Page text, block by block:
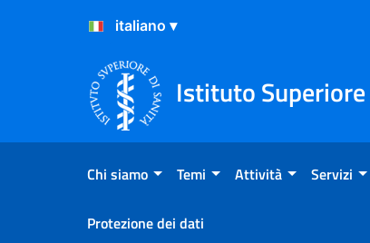
Salta al Contenuto
Salta al Footer
Istituto
Chi siamo Temi Attività Servizi
Protezione dei dati